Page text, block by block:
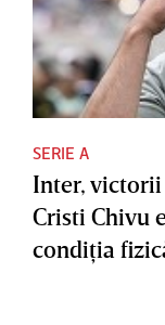
SERIE A
Inter,
Cristi Chivu
condiţia